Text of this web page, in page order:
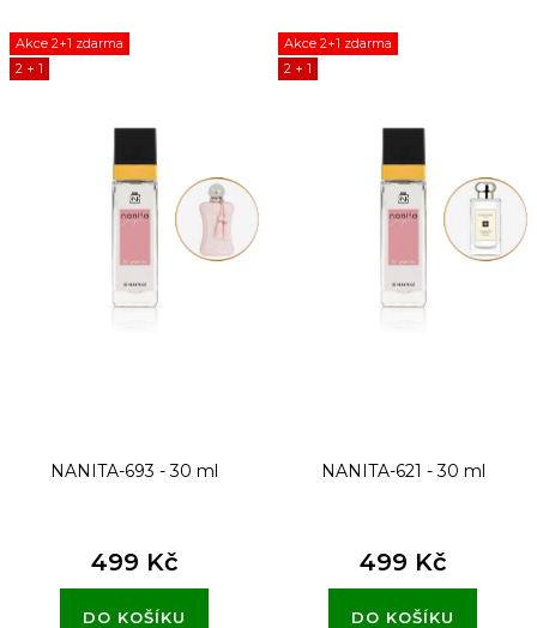
V
ý
Akce 2+1 zdarma
2 + 1
NANITA-693 - 30 ml
499 Kč
DO KOŠÍKU
Akce 2+1 zdarma
2 + 1
NANITA-621 - 30 ml
499 Kč
DO KOŠÍKU